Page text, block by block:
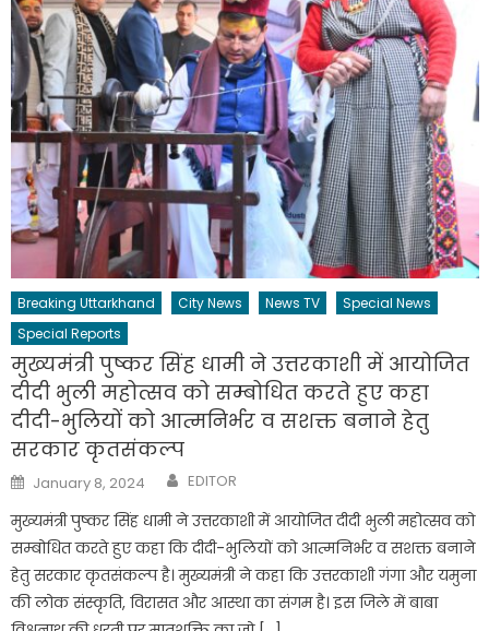
Breaking Uttarkhand City News News TV
Special News
Special Reports
मुख्यमंत्री पुष्कर सिंह धामी ने उत्तरकाशी में आयोजित
दीदी भुली महोत्सव को सम्बोधित करते हुए कहा
दीदी-भुलियों को आत्मनिर्भर व सशक्त बनाने हेतु
सरकार कृतसंकल्प
Posted
on
January 8, 2024 Author
EDITOR
मुख्यमंत्री पुष्कर सिंह धामी ने उत्तरकाशी में आयोजित दीदी भुली महोत्सव को
सम्बोधित करते हुए कहा कि दीदी-भुलियों को आत्मनिर्भर व सशक्त बनाने
हेतु सरकार कृतसंकल्प है। मुख्यमंत्री ने कहा कि उत्तरकाशी गंगा और यमुना
की लोक संस्कृति, विरासत और आस्था का संगम है। इस जिले में बाबा